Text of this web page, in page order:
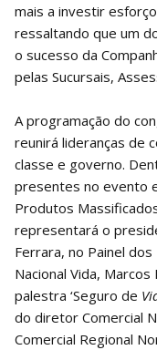
mais a investir
ressaltando que um
o sucesso da
pelas Sucursais,
A programação do
reunirá lideranças de
classe e governo.
presentes no evento
Produtos
representará o
Ferrara, no Painel
Nacional Vida,
palestra ‘Seguro de
do diretor Comercial
Comercial Regional